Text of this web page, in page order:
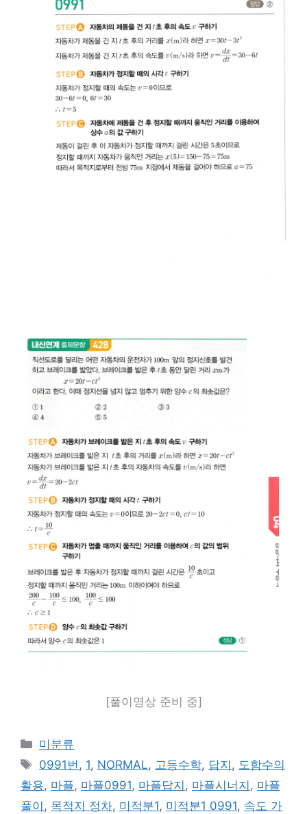
[풀이영상 준비 중]
카
테
리
미분류
태
그
0991번, 1, NORMAL, 고등수학, 답지 , 도함수의
활용, 마플, 마플0991, 마플답지 , 마플시너지 , 마플
풀이 , 목적지 정차, 미적분1, 미적분1 0991, 속도 가